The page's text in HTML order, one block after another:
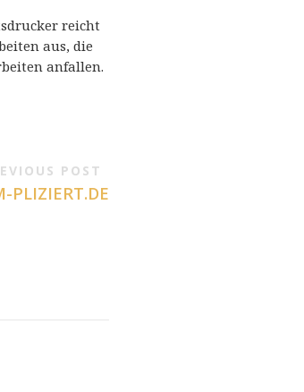
reicht
aus, die
anfallen.
POST
PLIZIERT.DE